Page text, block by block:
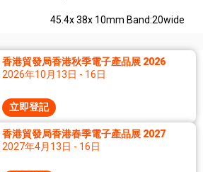
45.4x 38x 10mm Band:20wide
香港貿發局香港秋季電子產品展 2026
2026年10月13日 - 16日
立即登記
香港貿發局香港春季電子產品展 2027
2027年4月13日 - 16日